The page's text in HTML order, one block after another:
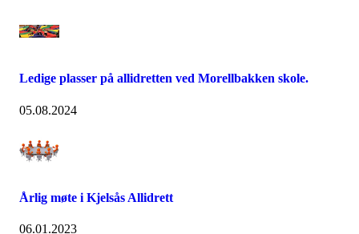
Ledige plasser på allidretten ved Morellbakken skole.
05.08.2024
Årlig møte i Kjelsås Allidrett
06.01.2023